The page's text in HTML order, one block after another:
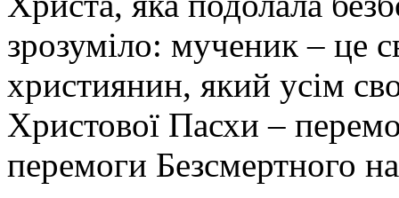
зрозуміло: мученик – це
християнин, який усім
Христової Пасхи –
перемоги Безсмертного